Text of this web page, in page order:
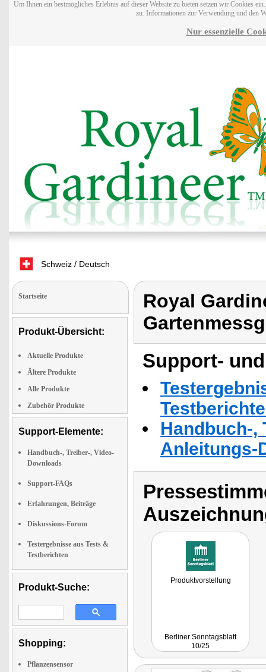
Um Ihnen ein bestmögliches Erlebnis auf dieser Website zu bieten setzen wir Cookies
zu. Informationen zur Verwendung und den
Nur essenzielle
Schweiz / Deutsch
Startseite
Produkt-Übersicht:
Aktuelle Produkte
Ältere Produkte
Alle Produkte
Zubehör Produkte
Support-Elemente:
Handbuch-, Treiber-, Video-
Downloads
Support-FAQs
Erfahrungen, Beiträge
Diskussions-Forum
Testergebnisse aus Tests &
Testberichten
Produkt-Suche:
Shopping:
Pflanzensensor
Royal
Support-
Handbuch-,
Anleitungs-
Produktvorstellung
Berliner Sonntagsblatt
10/25